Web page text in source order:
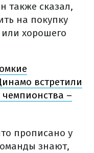
также сказал,
на покупку
хорошего
встретили
–
прописано у
знают,